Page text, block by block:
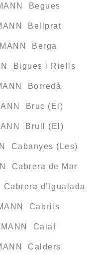
Begues
Bellprat
Berga
Bigues i Riells
Borredà
Bruc (El)
Brull (El)
Cabanyes (Les)
Cabrera de Mar
d’Igualada
Cabrils
Calaf
Calders